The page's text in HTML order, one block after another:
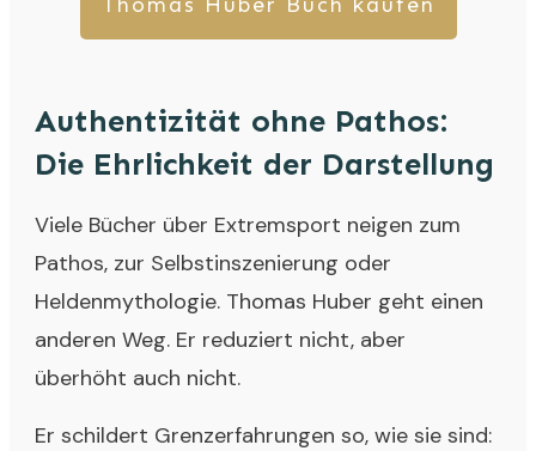
Authentizität ohne Pathos:
Die Ehrlichkeit der Darstellung
Viele Bücher über Extremsport neigen zum
Pathos, zur Selbstinszenierung oder
Heldenmythologie. Thomas Huber geht einen
anderen Weg. Er reduziert nicht, aber
überhöht auch nicht.
Er schildert Grenzerfahrungen so, wie sie sind: